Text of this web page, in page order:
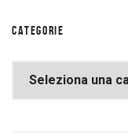
CATEGORIE